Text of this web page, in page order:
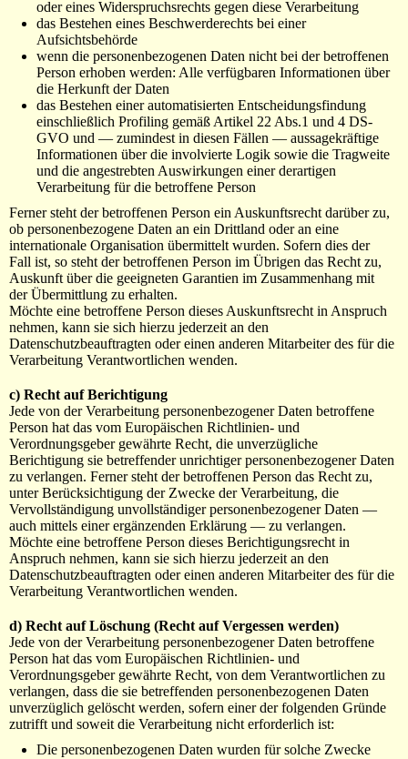
oder eines Widerspruchsrechts gegen diese Verarbeitung
das Bestehen eines Beschwerderechts bei einer
Aufsichtsbehörde
wenn die personenbezogenen Daten nicht bei der betroffenen
Person erhoben werden: Alle verfügbaren Informationen über
die Herkunft der Daten
das Bestehen einer automatisierten Entscheidungsfindung
einschließlich Profiling gemäß Artikel 22 Abs.1 und 4 DS-
GVO und — zumindest in diesen Fällen — aussagekräftige
Informationen über die involvierte Logik sowie die Tragweite
und die angestrebten Auswirkungen einer derartigen
Verarbeitung für die betroffene Person
Ferner steht der betroffenen Person ein Auskunftsrecht darüber zu,
ob personenbezogene Daten an ein Drittland oder an eine
internationale Organisation übermittelt wurden. Sofern dies der
Fall ist, so steht der betroffenen Person im Übrigen das Recht zu,
Auskunft über die geeigneten Garantien im Zusammenhang mit
der Übermittlung zu erhalten.
Möchte eine betroffene Person dieses Auskunftsrecht in Anspruch
nehmen, kann sie sich hierzu jederzeit an den
Datenschutzbeauftragten oder einen anderen Mitarbeiter des für die
Verarbeitung Verantwortlichen wenden.
c) Recht auf Berichtigung
Jede von der Verarbeitung personenbezogener Daten betroffene
Person hat das vom Europäischen Richtlinien- und
Verordnungsgeber gewährte Recht, die unverzügliche
Berichtigung sie betreffender unrichtiger personenbezogener Daten
zu verlangen. Ferner steht der betroffenen Person das Recht zu,
unter Berücksichtigung der Zwecke der Verarbeitung, die
Vervollständigung unvollständiger personenbezogener Daten —
auch mittels einer ergänzenden Erklärung — zu verlangen.
Möchte eine betroffene Person dieses Berichtigungsrecht in
Anspruch nehmen, kann sie sich hierzu jederzeit an den
Datenschutzbeauftragten oder einen anderen Mitarbeiter des für die
Verarbeitung Verantwortlichen wenden.
d) Recht auf Löschung (Recht auf Vergessen werden)
Jede von der Verarbeitung personenbezogener Daten betroffene
Person hat das vom Europäischen Richtlinien- und
Verordnungsgeber gewährte Recht, von dem Verantwortlichen zu
verlangen, dass die sie betreffenden personenbezogenen Daten
unverzüglich gelöscht werden, sofern einer der folgenden Gründe
zutrifft und soweit die Verarbeitung nicht erforderlich ist:
Die personenbezogenen Daten wurden für solche Zwecke